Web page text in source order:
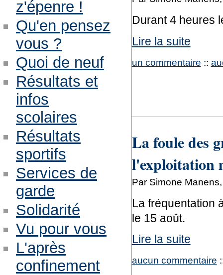
Durant 4 heures
Lire la suite
un commentaire ::
La foule des
l'exploitation
Par Simone
La fréquentation
le 15 août.
Lire la suite
aucun commentaire
z'épenre !
Qu'en pensez
vous ?
Quoi de neuf
Résultats et
infos
scolaires
Résultats
sportifs
Services de
garde
Solidarité
Vu pour vous
L'après
confinement